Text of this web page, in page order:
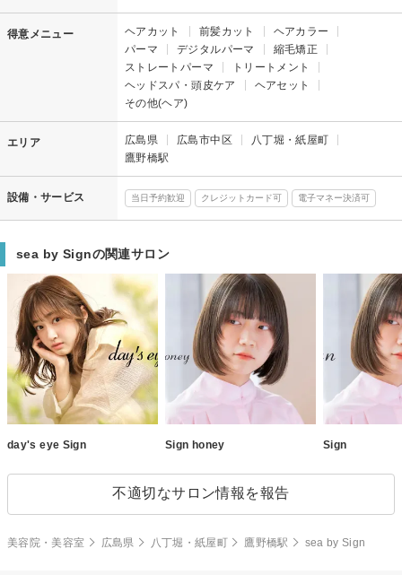
得意メニュー ヘアカット 前髪カット
ヘアカラー
パーマ
デジタルパーマ
縮毛矯正
ストレートパーマ
トリートメント
ヘッドスパ・頭皮ケア
ヘアセット
その他(ヘア)
エリア 広島県 広島市中区
八丁堀・紙屋町
鷹野橋駅
設備・サービス 当日予約歓迎 クレジットカード可 電子マネー決済可
sea by Signの関連サロン
day's eye Sign Sign honey Sign
不適切なサロン情報を報告
美容院・美容室 広島県 八丁堀・紙屋町 鷹野橋駅 sea by Sign